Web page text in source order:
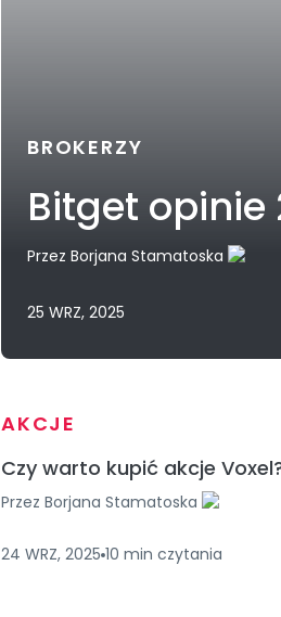
BROKERZY
Bitget
Przez Borjana Stamatoska
25 WRZ, 2025
AKCJE
Czy warto kupić akcje
Przez Borjana Stamatoska
24 WRZ, 2025 10 min czytania